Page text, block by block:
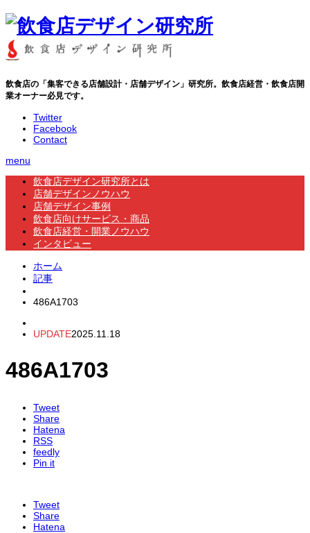
飲食店の「集客できる店舗設計・店舗デザイン」研究所。飲食店経営・飲食店開
業オーナー必見です。
Twitter
Facebook
Contact
menu
飲食店デザイン研究所とは
店舗デザインノウハウ
店舗デザイン事例
飲食店向けサービス・商品
飲食店経営・開業ノウハウ
インタビュー
ホーム
記事
486A1703
UPDATE2025.11.18
486A1703
Tweet
Share
Hatena
RSS
feedly
Pin it
Tweet
Share
Hatena